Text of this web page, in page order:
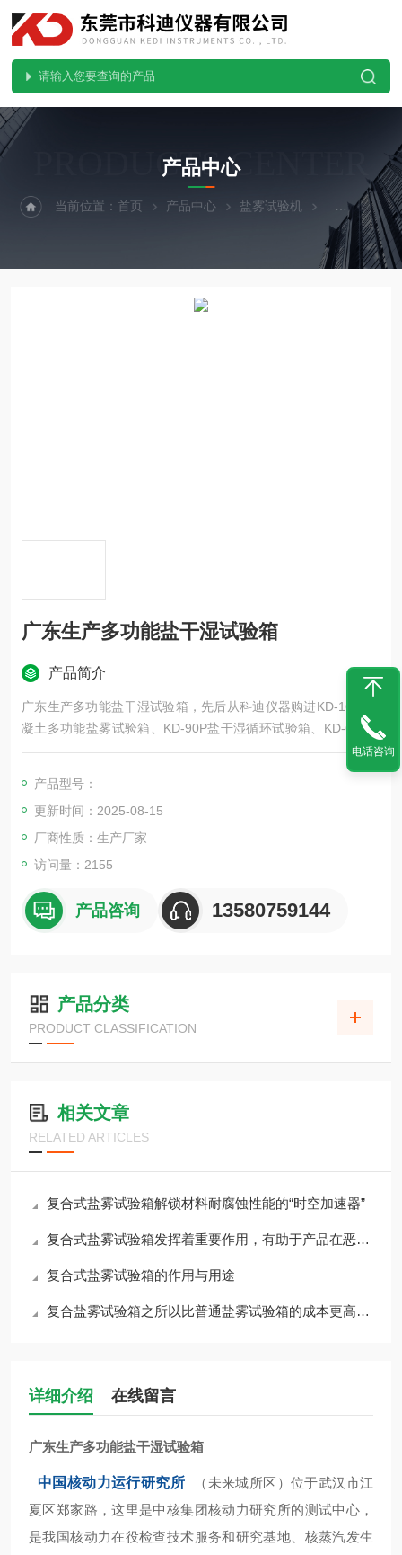
PRODUCTS CENTER
产品中心
当前位置：首页 产品中心 盐雾试验机 复合盐雾试
广东生产多功能盐干湿试验箱
产品简介
广东生产多功能盐干湿试验箱，先后从科迪仪器购进KD-160F混
凝土多功能盐雾试验箱、KD-90P盐干湿循环试验箱、KD-60F盐
水浸泡试验箱等一批检测设备，加强混凝土性能的研究测试。更
产品型号：
更新时间：2025-08-15
厂商性质：生产厂家
访问量：2155
产品咨询 13580759144
产品分类
PRODUCT CLASSIFICATION
相关文章
RELATED ARTICLES
复合式盐雾试验箱解锁材料耐腐蚀性能的“时空加速器”
复合式盐雾试验箱发挥着重要作用，有助于产品在恶劣环境中的耐久性和可靠性
复合式盐雾试验箱的作用与用途
复合盐雾试验箱之所以比普通盐雾试验箱的成本更高，主要有几个方面
详细介绍 在线留言
广东生产多功能盐干湿试验箱
中国核动力运行研究所
（未来城所区）位于武汉市江
夏区郑家路，这里是中核集团核动力研究所的测试中心，
是我国核动力在役检查技术服务和研究基地、核蒸汽发生
电话咨询